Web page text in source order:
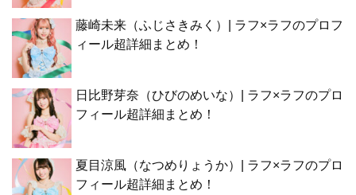
藤崎未来（ふじさきみく）| ラフ×ラフのプロフ
ィール超詳細まとめ！
日比野芽奈（ひびのめいな）| ラフ×ラフのプロ
フィール超詳細まとめ！
夏目涼風（なつめりょうか）| ラフ×ラフのプロ
フィール超詳細まとめ！